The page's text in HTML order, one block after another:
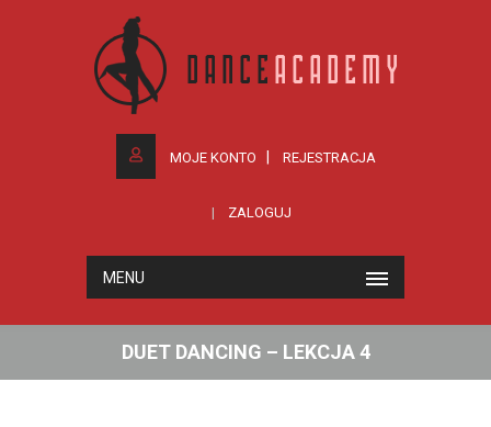
MOJE KONTO REJESTRACJA
ZALOGUJ
MENU
DUET DANCING – LEKCJA 4